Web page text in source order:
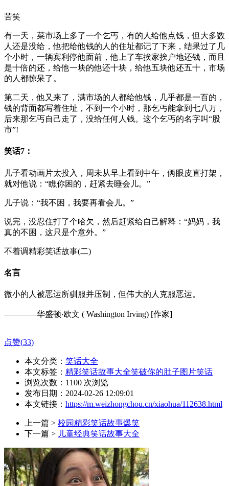
苦笑
有一天，菜市场上多了一个乞丐，有的人给他点钱，但大多数
人还是没给，他把给他钱的人的住址都记了下来，结果过了几
个小时，一辆宾利停他面前，他上了车挨家挨户地还钱，而且
是十倍的还，给他一块的他还十块，给他五块他还五十，市场
的人都惊呆了。
第二天，他又来了，满市场的人都给他钱，几乎都是一百的，
钱的背面都写着住址，不到一个小时，那乞丐能拿到七八万，
后来那乞丐自己走了，没给任何人钱。这个乞丐的名字叫“股
市”!
笑话7：
儿子看动画片太投入，周未从早上看到中午，俩眼皮直打架，
就对他说：“瞧你困的，赶紧去睡会儿。”
儿子说：“我不困，我要再看会儿。”
说完，没忍住打了个哈欠，然后赶紧给自己解释：“妈妈，我
真的不困，这只是个意外。”
不着调精彩笑话故事(二)
名言
微小的人被恶运所驯服并压制，但伟大的人克服恶运。
————华盛顿‧欧文 ( Washington Irving) [作家]
点赞(33)
本文分类： 笑话大全
本文标签： 精彩笑话故事大全笑破你的肚子图片笑话
浏览次数： 1100 次浏览
发布日期：2024-02-26 12:09:01
本文链接： https://m.weizhongchou.cn/xiaohua/112638.html
上一篇 > 校园精彩笑话故事爆笑
下一篇 > 儿童经典笑话故事大全